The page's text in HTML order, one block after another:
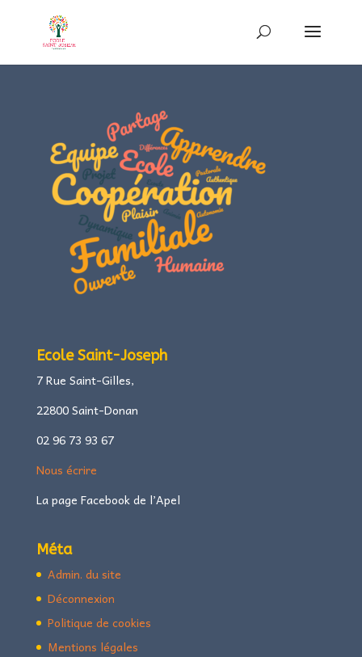
Ecole Saint-Joseph
7 Rue Saint-Gilles,
22800 Saint-Donan
02 96 73 93 67
Nous écrire
La page Facebook de l’Apel
Méta
Admin. du site
Déconnexion
Politique de cookies
Mentions légales